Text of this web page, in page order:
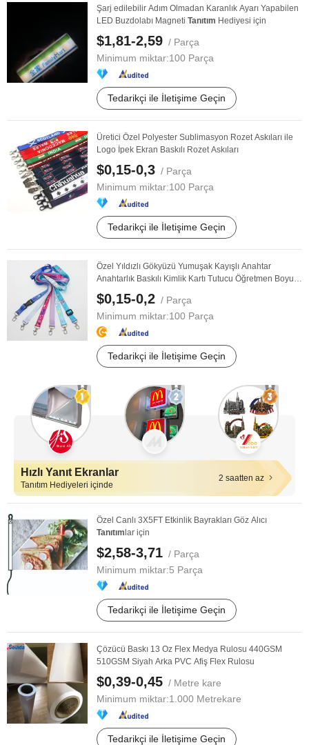
Şarj edilebilir Adım Olmadan Karanlık Ayarı Yapabilen
LED Buzdolabı Magneti Tanıtım Hediyesi için
$1,81-2,59 / Parça
Minimum miktar:100 Parça
Tedarikçi ile İletişime Geçin
Üretici Özel Polyester Sublimasyon Rozet Askıları ile
Logo İpek Ekran Baskılı Rozet Askıları
$0,15-0,3 / Parça
Minimum miktar:100 Parça
Tedarikçi ile İletişime Geçin
Özel Yıldızlı Gökyüzü Yumuşak Kayışlı Anahtar
Anahtarlık Baskılı Kimlik Kartı Tutucu Öğretmen Boyun
...
$0,15-0,2 / Parça
Minimum miktar:100 Parça
Tedarikçi ile İletişime Geçin
Hızlı Yanıt Ekranlar
Tanıtım Hediyeleri içinde
2 saatten az
Özel Canlı 3X5FT Etkinlik Bayrakları Göz Alıcı
Tanıtım lar için
$2,58-3,71 / Parça
Minimum miktar:5 Parça
Tedarikçi ile İletişime Geçin
Çözücü Baskı 13 Oz Flex Medya Rulosu 440GSM
510GSM Siyah Arka PVC Afiş Flex Rulosu
$0,39-0,45 / Metre kare
Minimum miktar:1.000 Metrekare
Tedarikçi ile İletişime Geçin